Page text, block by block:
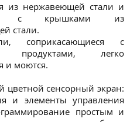
из нержавеющей стали и
с крышками из
стали.
соприкасающиеся с
продуктами, легко
и моются.
сенсорный экран:
и элементы управления
простым и